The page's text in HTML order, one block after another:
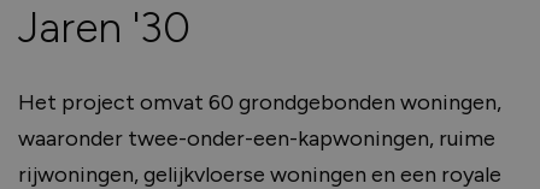
Jaren '30
Het project omvat 60 grondgebonden woningen,
waaronder twee-onder-een-kapwoningen, ruime
rijwoningen, gelijkvloerse woningen en een royale